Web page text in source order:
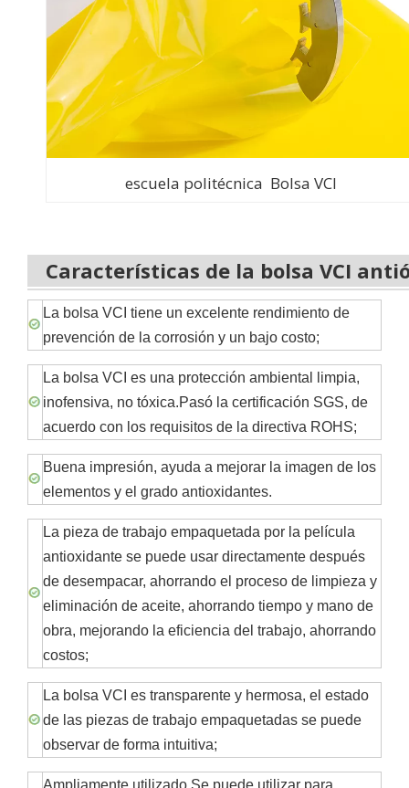
escuela politécnica Bolsa VCI
Características de la bolsa VCI
La bolsa VCI tiene un excelente rendimiento de
prevención de la corrosión y un bajo costo;
La bolsa VCI es una protección ambiental limpia,
inofensiva, no tóxica.Pasó la certificación SGS, de
acuerdo con los requisitos de la directiva ROHS;
Buena impresión, ayuda a mejorar la imagen de los
elementos y el grado antioxidantes.
La pieza de trabajo empaquetada por la película
antioxidante se puede usar directamente después
de desempacar, ahorrando el proceso de limpieza y
eliminación de aceite, ahorrando tiempo y mano de
obra, mejorando la eficiencia del trabajo, ahorrando
costos;
La bolsa VCI es transparente y hermosa, el estado
de las piezas de trabajo empaquetadas se puede
observar de forma intuitiva;